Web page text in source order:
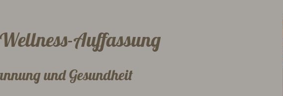
Auffassung
und Gesundheit